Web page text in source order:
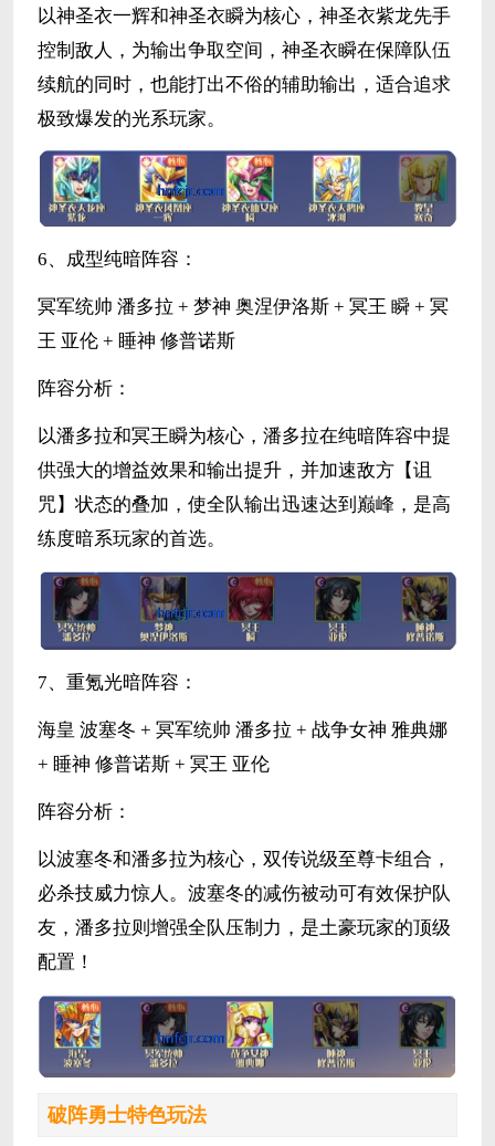
以神圣衣一辉和神圣衣瞬为核心，神圣衣紫龙先手
控制敌人，为输出争取空间，神圣衣瞬在保障队伍
续航的同时，也能打出不俗的辅助输出，适合追求
极致爆发的光系玩家。
6、成型纯暗阵容：
冥军统帅 潘多拉 + 梦神 奥涅伊洛斯 + 冥王 瞬 + 冥
王 亚伦 + 睡神 修普诺斯
阵容分析：
以潘多拉和冥王瞬为核心，潘多拉在纯暗阵容中提
供强大的增益效果和输出提升，并加速敌方【诅
咒】状态的叠加，使全队输出迅速达到巅峰，是高
练度暗系玩家的首选。
7、重氪光暗阵容：
海皇 波塞冬 + 冥军统帅 潘多拉 + 战争女神 雅典娜
+ 睡神 修普诺斯 + 冥王 亚伦
阵容分析：
以波塞冬和潘多拉为核心，双传说级至尊卡组合，
必杀技威力惊人。波塞冬的减伤被动可有效保护队
友，潘多拉则增强全队压制力，是土豪玩家的顶级
配置！
破阵勇士特色玩法